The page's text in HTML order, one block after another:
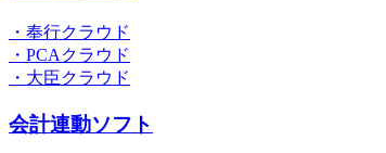
・奉行クラウド
・PCAクラウド
・大臣クラウド
会計連動ソフト